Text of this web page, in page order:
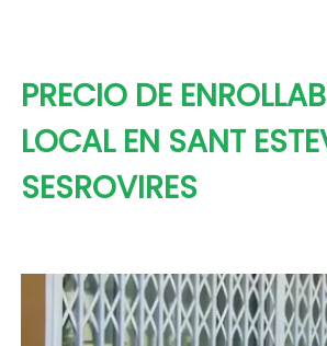
PRECIO DE
LOCAL EN SANT
SESROVIRES